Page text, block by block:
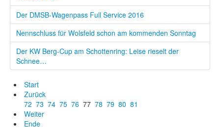
Der DMSB-Wagenpass Full Service 2016
Nennschluss für Wolsfeld schon am kommenden Sonntag
Der KW Berg-Cup am Schottenring: Leise rieselt der
Schnee…
Start
Zurück
72 73 74 75 76 77 78 79 80 81
Weiter
Ende